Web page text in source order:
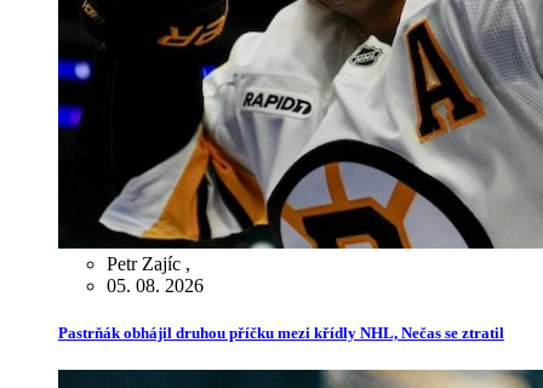
Petr Zajíc ,
05. 08. 2026
Pastrňák obhájil druhou příčku mezi křídly NHL, Nečas se ztratil